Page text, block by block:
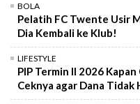
BOLA
Pelatih FC Twente Usir
Dia Kembali ke Klub!
LIFESTYLE
PIP Termin II 2026
Ceknya agar Dana Tidak